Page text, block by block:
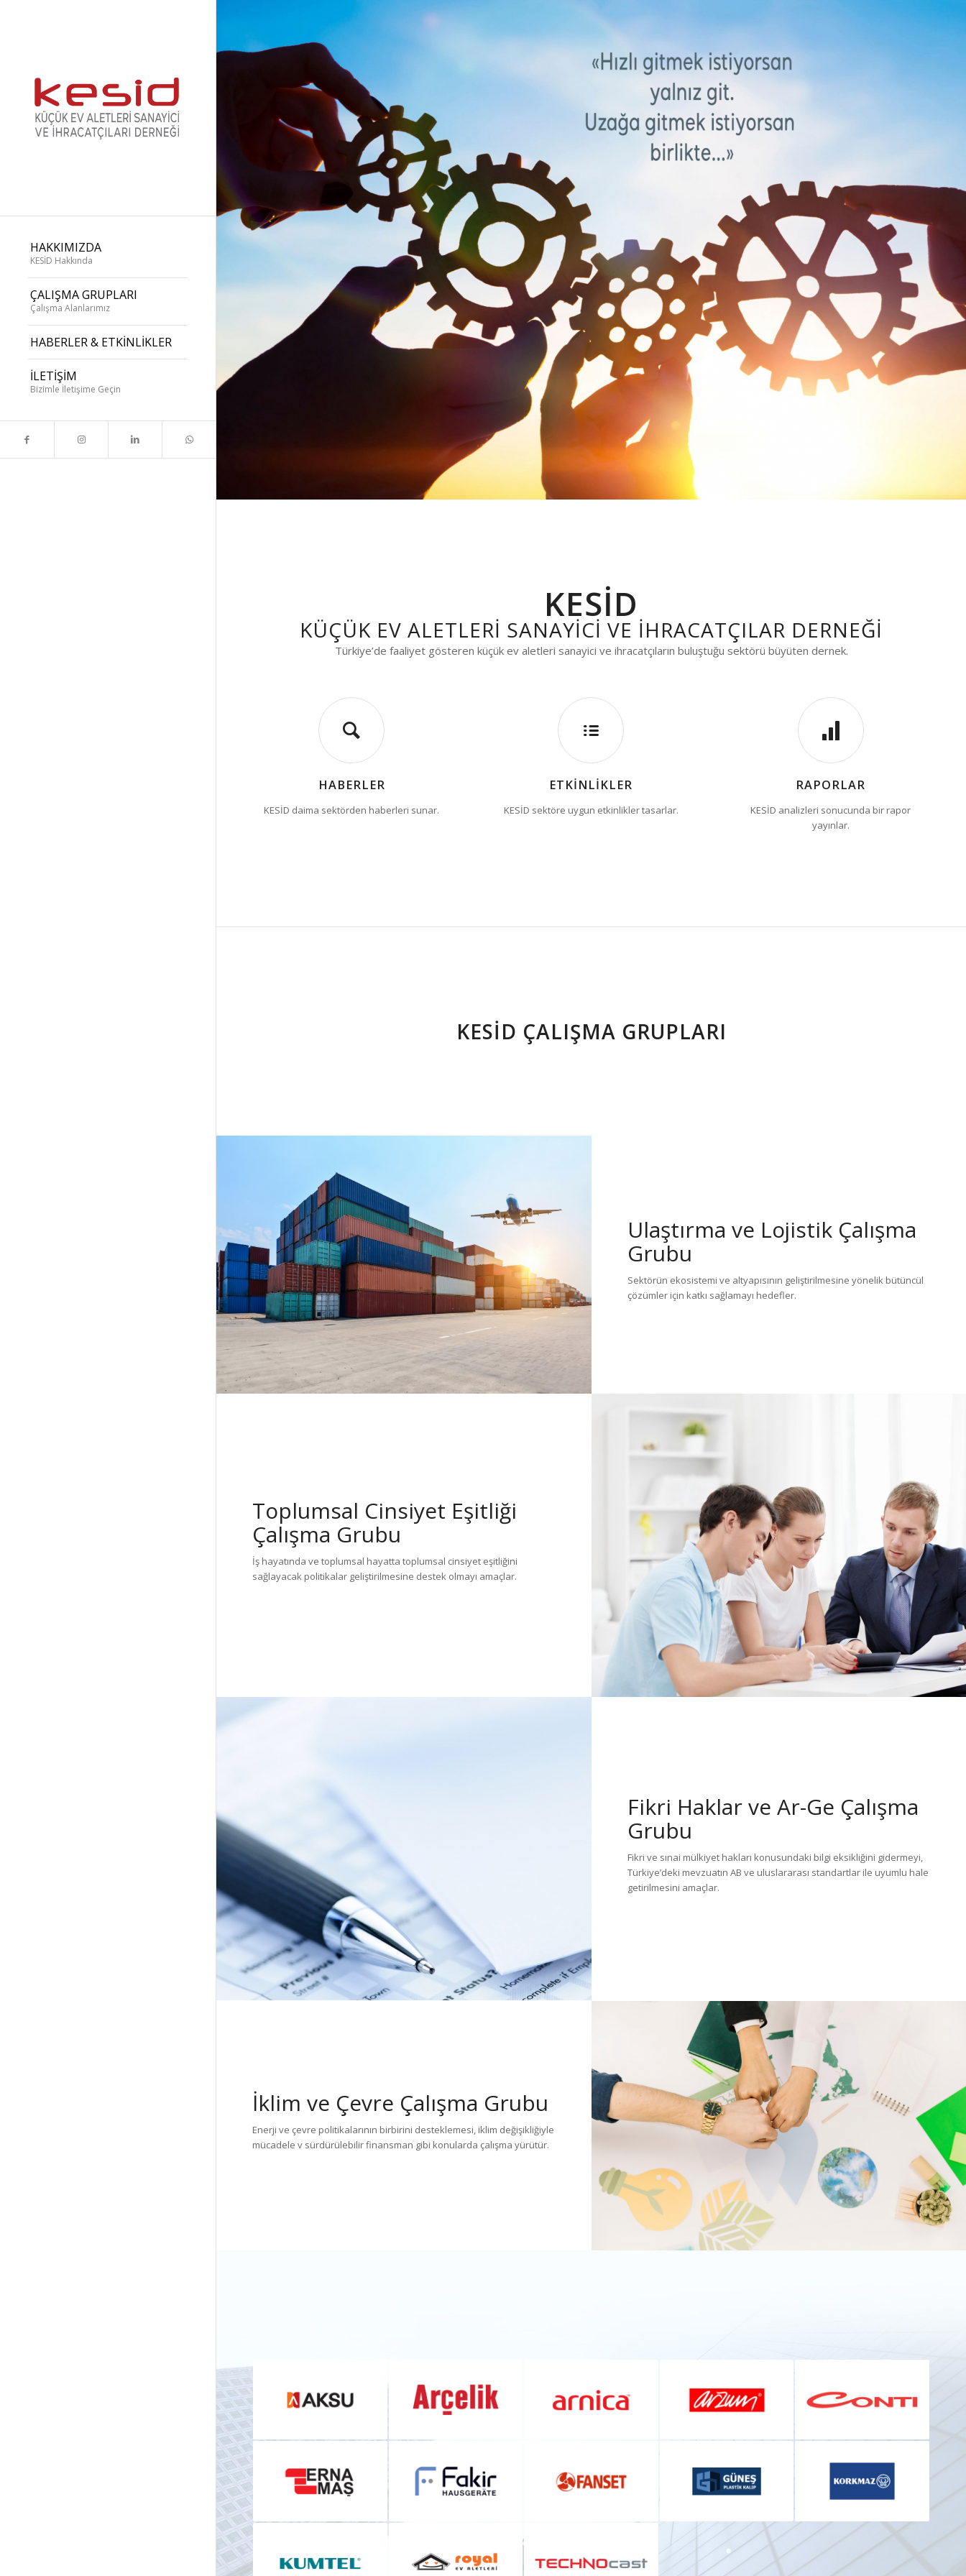
HAKKIMIZDA
KESİD Hakkında
ÇALIŞMA GRUPLARI
Çalışma Alanlarımız
HABERLER & ETKİNLİKLER
İLETİŞİM
Bizimle İletişime Geçin
KESİD
KÜÇÜK EV ALETLERI SANAYICI VE İHRACATÇILAR DERNEĞI
Türkiye’de faaliyet gösteren küçük ev aletleri sanayici ve ihracatçıların buluştuğu sektörü büyüten dernek.
HABERLER
KESİD daima sektörden haberleri sunar.
ETKİNLİKLER
KESİD sektöre uygun etkinlikler tasarlar.
RAPORLAR
KESİD analizleri sonucunda bir rapor
yayınlar.
KESİD ÇALIŞMA GRUPLARI
Ulaştırma ve Lojistik Çalışma
Grubu
Sektörün ekosistemi ve altyapısının geliştirilmesine yönelik bütüncül
çözümler için katkı sağlamayı hedefler.
Toplumsal Cinsiyet Eşitliği
Çalışma Grubu
İş hayatında ve toplumsal hayatta toplumsal cinsiyet eşitliğini
sağlayacak politikalar geliştirilmesine destek olmayı amaçlar.
Fikri Haklar ve Ar-Ge Çalışma
Grubu
Fikri ve sınai mülkiyet hakları konusundaki bilgi eksikliğini gidermeyi,
Türkiye’deki mevzuatın AB ve uluslararası standartlar ile uyumlu hale
getirilmesini amaçlar.
İklim ve Çevre Çalışma Grubu
Enerji ve çevre politikalarının birbirini desteklemesi, iklim değişikliğiyle
mücadele v sürdürülebilir finansman gibi konularda çalışma yürütür.